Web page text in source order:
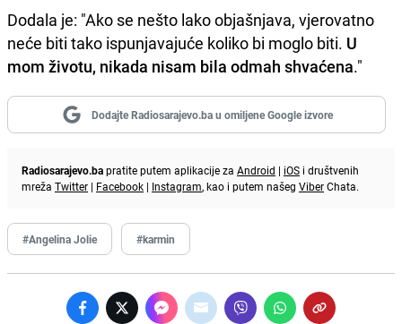
Dodala je: "Ako se nešto lako objašnjava, vjerovatno
neće biti tako ispunjavajuće koliko bi moglo biti. U
mom životu, nikada nisam bila odmah shvaćena."
Dodajte Radiosarajevo.ba u omiljene Google izvore
Radiosarajevo.bapratite putem aplikacije za Android | iOS i društvenih
mreža Twitter | Facebook | Instagram, kao i putem našeg ViberChata.
#Angelina Jolie #karmin